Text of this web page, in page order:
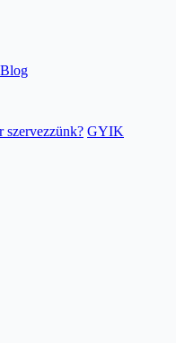
Blog
szervezzünk? GYIK